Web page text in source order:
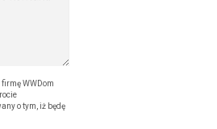
WWDom
o tym, iż będę